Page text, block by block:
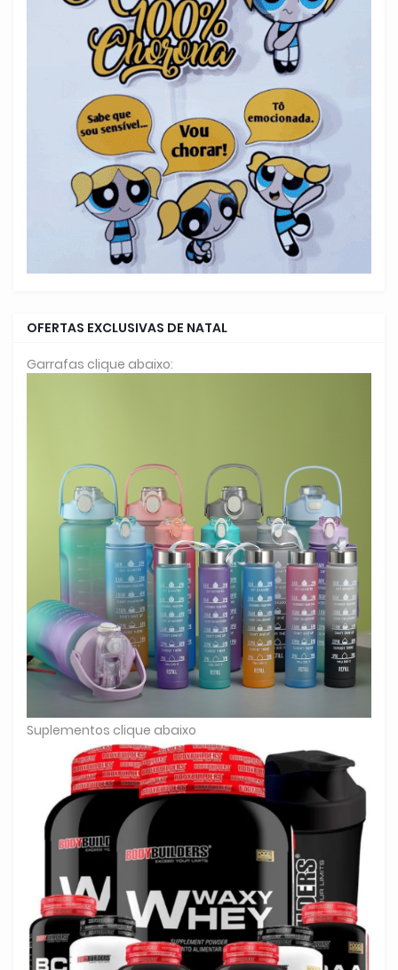
OFERTAS EXCLUSIVAS DE NATAL
Garrafas clique abaixo:
Suplementos clique abaixo